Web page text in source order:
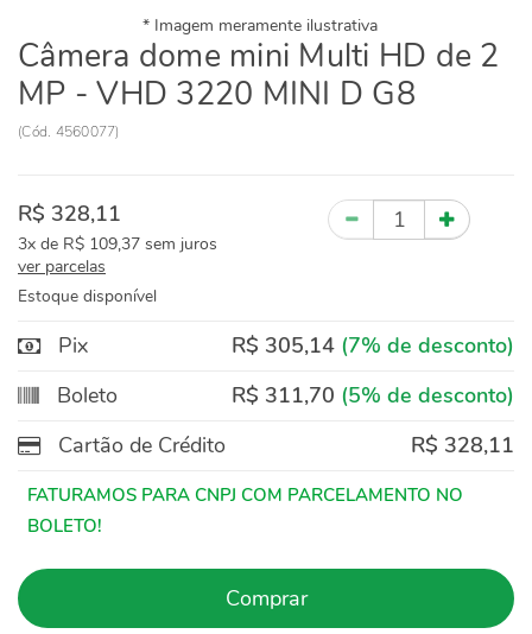
Câmera dome mini Multi HD de 2
MP - VHD 3220 MINI D G8
(Cód. 4560077)
R$ 328,11
3x de R$ 109,37 sem juros
ver parcelas
Estoque disponível
Quantidade
Pix R$ 305,14 (7% de desconto)
Boleto
R$ 311,70 (5% de desconto)
Cartão de Crédito
R$ 328,11
Comprar